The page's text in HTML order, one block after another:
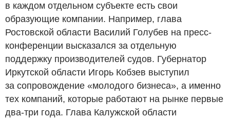
в каждом отдельном субъекте есть свои
образующие компании. Например, глава
Ростовской области Василий Голубев на пресс-
конференции высказался за отдельную
поддержку производителей судов. Губернатор
Иркутской области Игорь Кобзев выступил
за сопровождение «молодого бизнеса», а именно
тех компаний, которые работают на рынке первые
два-три года. Глава Калужской области